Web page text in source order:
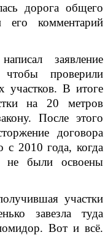
дорога общего
его комментарий
заявление
проверили
участков. В итоге
на 20 метров
После этого
договора
с 2010 года, когда
не были освоены
участки
завезла туда
Вот и всё.